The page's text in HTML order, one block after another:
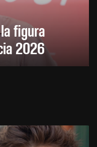
figura
2026